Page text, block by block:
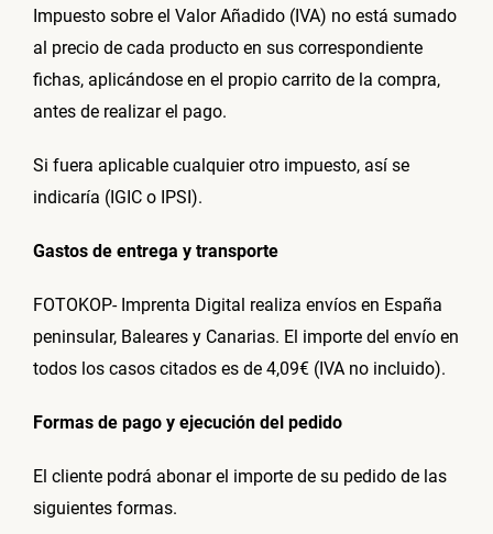
Impuesto sobre el Valor Añadido (IVA) no está sumado
al precio de cada producto en sus correspondiente
fichas, aplicándose en el propio carrito de la compra,
antes de realizar el pago.
Si fuera aplicable cualquier otro impuesto, así se
indicaría (IGIC o IPSI).
Gastos de entrega y transporte
FOTOKOP- Imprenta Digital realiza envíos en España
peninsular, Baleares y Canarias. El importe del envío en
todos los casos citados es de 4,09€(IVA no incluido).
Formas de pago y ejecución del pedido
El cliente podrá abonar el importe de su pedido de las
siguientes formas.